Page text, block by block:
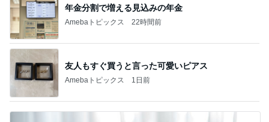
年金分割で増える見込みの年金
Amebaトピックス 22時間前
友人もすぐ買うと言った可愛いピアス
Amebaトピックス 1日前